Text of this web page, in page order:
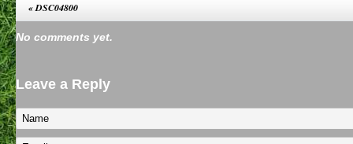
«DSC04800
No comments yet.
Leave a Reply